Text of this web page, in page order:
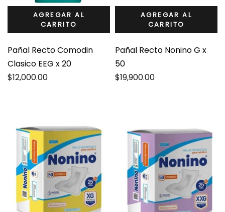
AGREGAR AL
CARRITO
Pañal Recto Comodin
Clasico EEG x 20
$12,000.00
AGREGAR AL
CARRITO
Pañal Recto Nonino G x
50
$19,900.00